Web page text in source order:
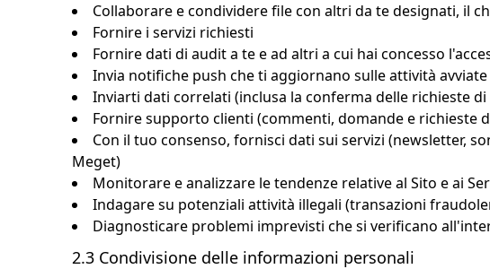
Collaborare e condividere file con altri da te designati, il
Fornire i servizi richiesti
Fornire dati di audit a te e ad altri a cui hai concesso
Invia notifiche push che ti aggiornano sulle attività
Inviarti dati correlati (inclusa la conferma delle richieste
Fornire supporto clienti (commenti, domande e richieste
Con il tuo consenso, fornisci dati sui servizi (newsletter,
Meget)
Monitorare e analizzare le tendenze relative al Sito e ai
Indagare su potenziali attività illegali (transazioni
Diagnosticare problemi imprevisti che si verificano
2.3 Condivisione delle informazioni personali